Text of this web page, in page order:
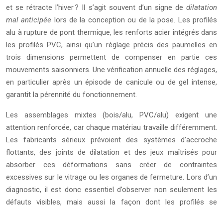
et se rétracte l’hiver ? Il s’agit souvent d’un signe de dilatation
mal anticipée lors de la conception ou de la pose. Les profilés
alu à rupture de pont thermique, les renforts acier intégrés dans
les profilés PVC, ainsi qu’un réglage précis des paumelles en
trois dimensions permettent de compenser en partie ces
mouvements saisonniers. Une vérification annuelle des réglages,
en particulier après un épisode de canicule ou de gel intense,
garantit la pérennité du fonctionnement.
Les assemblages mixtes (bois/alu, PVC/alu) exigent une
attention renforcée, car chaque matériau travaille différemment.
Les fabricants sérieux prévoient des systèmes d’accroche
flottants, des joints de dilatation et des jeux maîtrisés pour
absorber ces déformations sans créer de contraintes
excessives sur le vitrage ou les organes de fermeture. Lors d’un
diagnostic, il est donc essentiel d’observer non seulement les
défauts visibles, mais aussi la façon dont les profilés se